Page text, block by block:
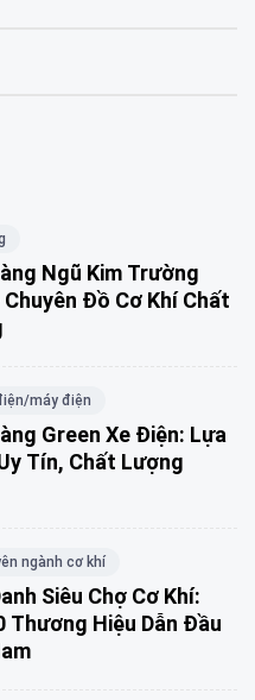
Ngũ Kim Trường
Chuyên Đồ Cơ Khí Chất
máy điện
Green Xe Điện: Lựa
Tín, Chất Lượng
ngành cơ khí
Siêu Chợ Cơ Khí:
Thương Hiệu Dẫn Đầu